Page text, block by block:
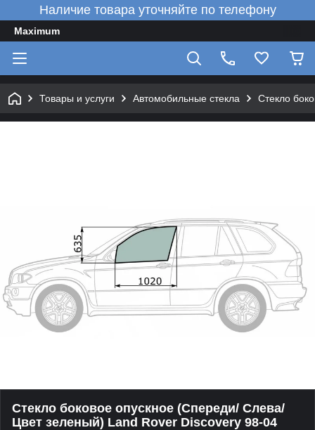
Наличие товара уточняйте по телефону
Maximum
Товары и услуги Автомобильные стекла Стекло
Стекло боковое опускное (Спереди/ Слева/
Цвет зеленый) Land Rover Discovery 98-04